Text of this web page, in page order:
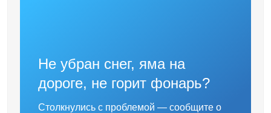
Не убран снег, яма на
дороге, не горит фонарь?
Столкнулись с проблемой — сообщите о